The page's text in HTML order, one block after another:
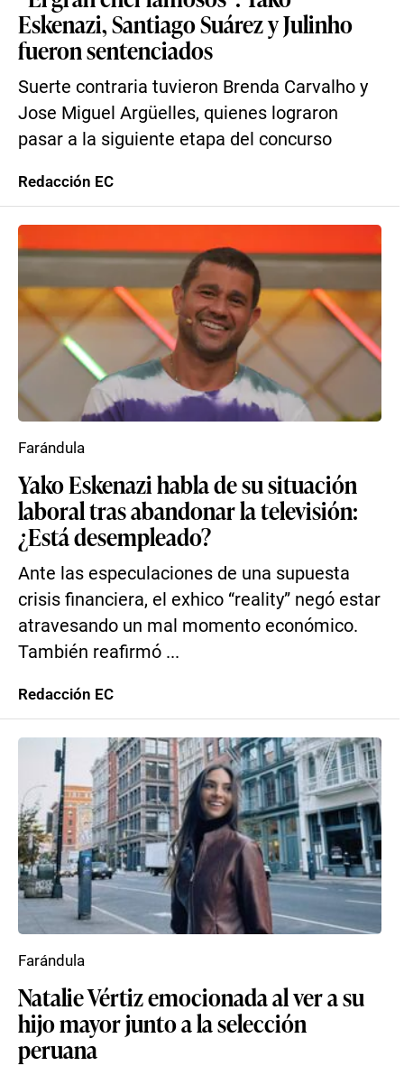
Eskenazi, Santiago Suárez y Julinho
fueron sentenciados
Suerte contraria tuvieron Brenda Carvalho y
Jose Miguel Argüelles, quienes lograron
pasar a la siguiente etapa del concurso
Redacción EC
Yako Eskenazi habla de su situación
laboral tras abandonar la televisión:
¿Está desempleado?
Ante las especulaciones de una supuesta
crisis financiera, el exhico “reality” negó estar
atravesando un mal momento económico.
También reafirmó ...
Farándula
Redacción EC
Natalie Vértiz emocionada al ver a su
hijo mayor junto a la selección
peruana
Farándula